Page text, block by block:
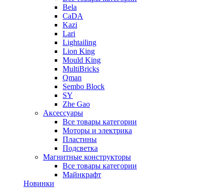
Bela
CaDA
Kazi
Lari
Lightailing
Lion King
Mould King
MultiBricks
Qman
Sembo Block
SY
Zhe Gao
Аксессуары
Все товары категории
Моторы и электрика
Пластины
Подсветка
Магнитные конструкторы
Все товары категории
Майнкрафт
Новинки